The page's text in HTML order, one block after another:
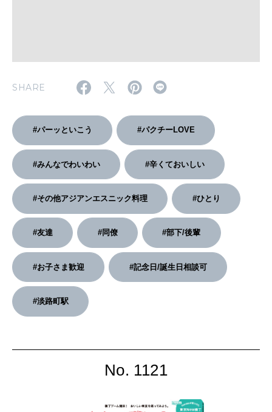
2026年6月号「大銀座 トレンドが生まれる 新しい一流店へ。」
2026年5月号「“大好き”に出会いに。韓国」
2026年4月号「未来をつくる、学びの教科書。」
2026年3月号「スイーツ予想図 2026」
2026年2月号「良運を掴む 新・開運術。」
2026年1月号「猫がいれば、幸せ」
2025年12月号「お酒の新常識。」
SHARE
#パーッといこう #パクチーLOVE
#みんなでわいわい #辛くておいしい
#その他アジアンエスニック料理 #ひとり
#友達 #同僚 #部下/後輩
#お子さま歓迎 #記念日/誕生日相談可
#淡路町駅
No. 1121